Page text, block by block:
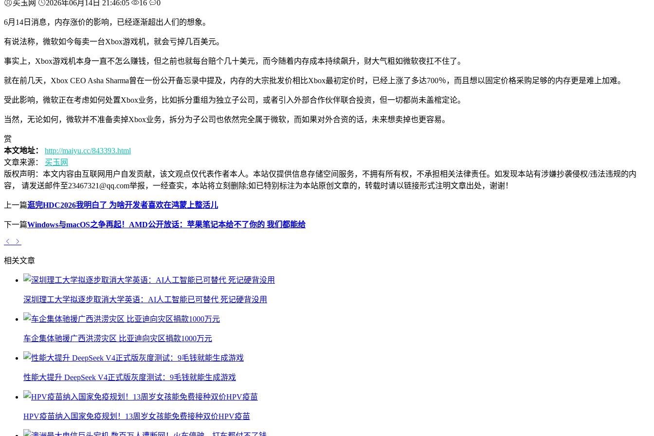
买玉网 2026年06月14日 21:46:05 16 0
6月14日消息，内存涨价的影响，已经逐渐超出人们的想象。
有说法称，微软如今每卖一台Xbox游戏机，就会亏掉几百美元。
事实上，Xbox游戏机本身一直不怎么赚钱，但之前也就每台赔个几十美元，而今随着内存成本持续飙升，财大气粗如微软夜扛不住了。
就在前几天，Xbox CEO Asha Sharma曾在一份公开备忘录中提及，内存的大宗批发价相比Xbox最初定价时，已经上涨了多达700％，而且想以固定价格采购足够的内存更是难上加难。
受此影响，微软正在考虑如何处置Xbox业务，比如拆分重组为独立子公司，或者引入外部合作伙伴联合投资，但一切都尚未盖棺定论。
当然，无论如何，微软并不准备卖掉Xbox业务，拆分为子公司也依然完全属于微软，而如果对外合资的话，未来想卖掉也更容易。
赏
本文地址：
http://maiyu.cc/843393.html
文章来源：
买玉网
版权声明： 本文内容由互联网用户自发贡献，该文观点仅代表作者本人。本站仅提供信息存储空间服务，不拥有所有权，不承担相关法律责任。如发现本站有涉嫌抄袭侵权/违法违规的内
容， 请发送邮件至23467321@qq.com举报，一经查实，本站将立刻删除;如已特别标注为本站原创文章的，转载时请以链接形式注明文章出处，谢谢！
上一篇逛完HDC2026我明白了 为啥开发者喜欢在鸿蒙上整活儿
下一篇Windows与macOS之争再起！AMD公开放话：苹果笔记本给不了你的 我们都能给
相关文章
深圳理工大学拟逐步取消大学英语：AI人工智能已可替代 死记硬背没用
车企集体驰援广西洪涝灾区 比亚迪向灾区捐款1000万元
性能大提升 DeepSeek V4正式版灰度测试：9毛钱就能生成游戏
HPV疫苗纳入国家免疫规划！13周岁女孩能免费接种双价HPV疫苗